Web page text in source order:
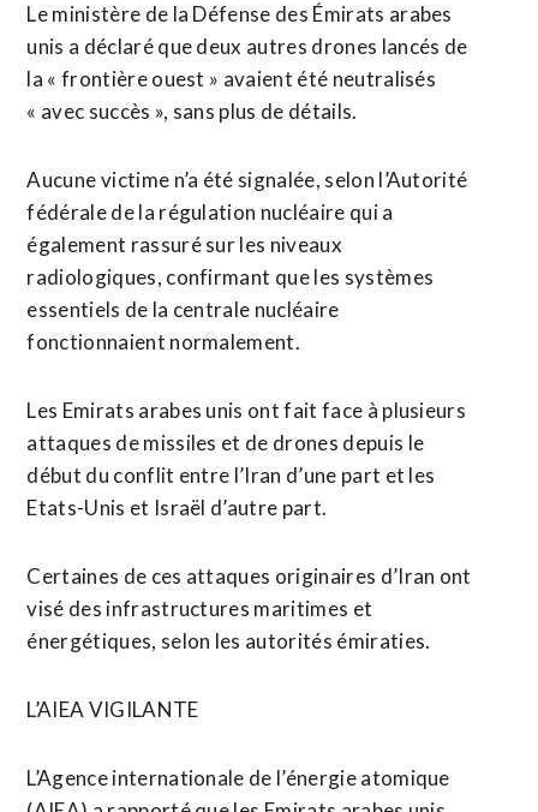
Le ministère de la Défense des Émirats arabes
unis a déclaré que deux autres drones lancés de
la « frontière ouest » avaient été neutralisés
« avec succès », sans plus de détails.
Aucune ⁠victime n’a été signalée, selon l’Autorité
fédérale de la régulation nucléaire qui a
également rassuré sur les niveaux
radiologiques, confirmant ⁠que les systèmes
essentiels de la centrale nucléaire
fonctionnaient normalement.
Les Emirats arabes unis ont fait face à plusieurs
attaques de missiles et de drones depuis le
début du conflit entre l’Iran d’une part et les
Etats-Unis et Israël d’autre part.
Certaines de ces attaques originaires d’Iran ont
visé des infrastructures maritimes et
énergétiques, selon les autorités émiraties.
L’AIEA VIGILANTE
L’Agence internationale de l’énergie atomique